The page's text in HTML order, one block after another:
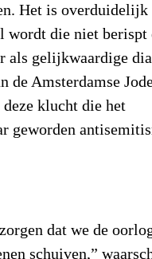
Het is overduidelijk
wordt die niet berispt
als gelijkwaardige
de Amsterdamse
deze klucht die het
geworden
dat we de
schuiven,”